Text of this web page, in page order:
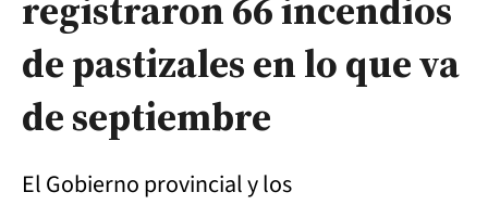
de pastizales en lo que va
de septiembre
El Gobierno provincial y los